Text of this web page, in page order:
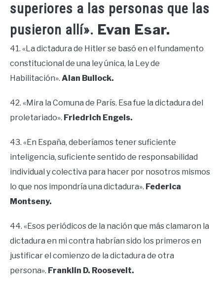
superiores a las personas que las
pusieron allí». Evan Esar.
41. «La dictadura de Hitler se basó en el fundamento
constitucional de una ley única, la Ley de
Habilitación». Alan Bullock.
42. «Mira la Comuna de París. Esa fue la dictadura del
proletariado». Friedrich Engels.
43. «En España, deberíamos tener suficiente
inteligencia, suficiente sentido de responsabilidad
individual y colectiva para hacer por nosotros mismos
lo que nos impondría una dictadura». Federica
Montseny.
44. «Esos periódicos de la nación que más clamaron la
dictadura en mi contra habrían sido los primeros en
justificar el comienzo de la dictadura de otra
persona». Franklin D. Roosevelt.